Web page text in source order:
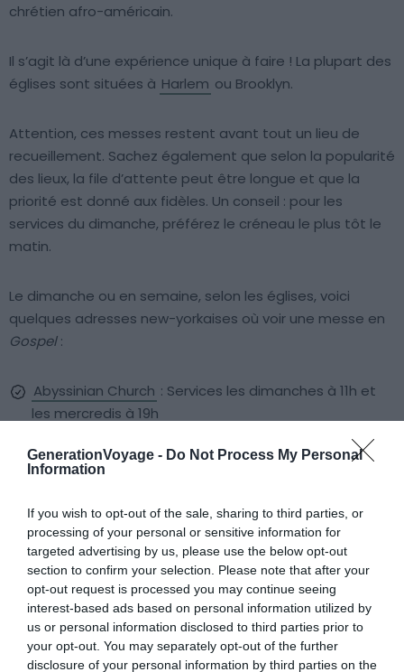
GenerationVoyage - Do Not Process My Personal
Information
If you wish to opt-out of the sale, sharing to third parties, or
processing of your personal or sensitive information for
targeted advertising by us, please use the below opt-out
section to confirm your selection. Please note that after your
opt-out request is processed you may continue seeing
interest-based ads based on personal information utilized by
us or personal information disclosed to third parties prior to
your opt-out. You may separately opt-out of the further
disclosure of your personal information by third parties on the
chrétien afro-américain.
Il s’agit là d’une expérience unique à faire ! La plupart des
églises sont situées à Harlem ou Brooklyn.
Attention, ces messes restent avant tout un lieu de
recueillement. Sachez également que selon la popularité
des lieux, la file d’attente peut être longue et que la
priorité est donné aux fidèles. Un conseil : pour les
services du dimanche, préférez le créneau le plus tôt le
matin.
Le dimanche ou en semaine, selon les églises, voici
quelques adresses new-yorkaises où voir une messe en
Gospel:
Abyssinian Church : Services les dimanches à 11h et
les mercredis à 19h
The
First Corinthian Baptist Church
: services les
dimanches à 8h ou à 10h45
dimanche à 11h
The Bethel Gospel Assembly : Services les dimanches
à 8h et 11h
Times Square Church: Services les dimanches à 10h,
15h, 18h, les mardis à 19h et les vendredis à 19h